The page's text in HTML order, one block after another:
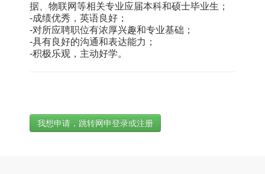
据、物联网等相关专业应届本科和硕士毕业生；
-成绩优秀，英语良好；
-对所应聘职位有浓厚兴趣和专业基础；
-具有良好的沟通和表达能力；
-积极乐观，主动好学。
我想申请，跳转网申登录或注册